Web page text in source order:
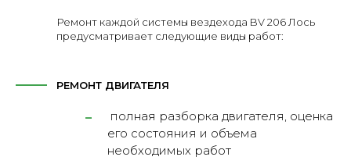
Ремонт каждой системы вездехода BV 206 Лось
предусматривает следующие виды работ:
РЕМОНТ ДВИГАТЕЛЯ
полная разборка двигателя, оценка
его состояния и объема
необходимых работ